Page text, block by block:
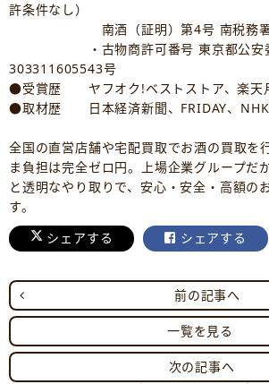
許条件なし）
南酒（証明）第4号 南税務
・古物商許可番号 東京都公安委
303311605543号
●受賞歴 ヤフオク!ベストストア、楽天
●取材歴 日本経済新聞、FRIDAY、NHK
全国の直営店舗や宅配買取でお酒の買取を
ま負担は完全ゼロ円。上場企業グループだ
と透明なやり取りで、安心・安全・高額の
す。
シェアする
シェアする
前の記事へ
一覧を見る
次の記事へ